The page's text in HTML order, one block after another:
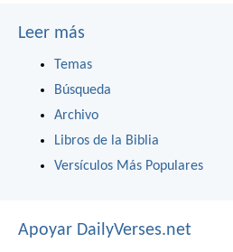
Leer más
Temas
Búsqueda
Archivo
Libros de la Biblia
Versículos Más Populares
Apoyar DailyVerses.net